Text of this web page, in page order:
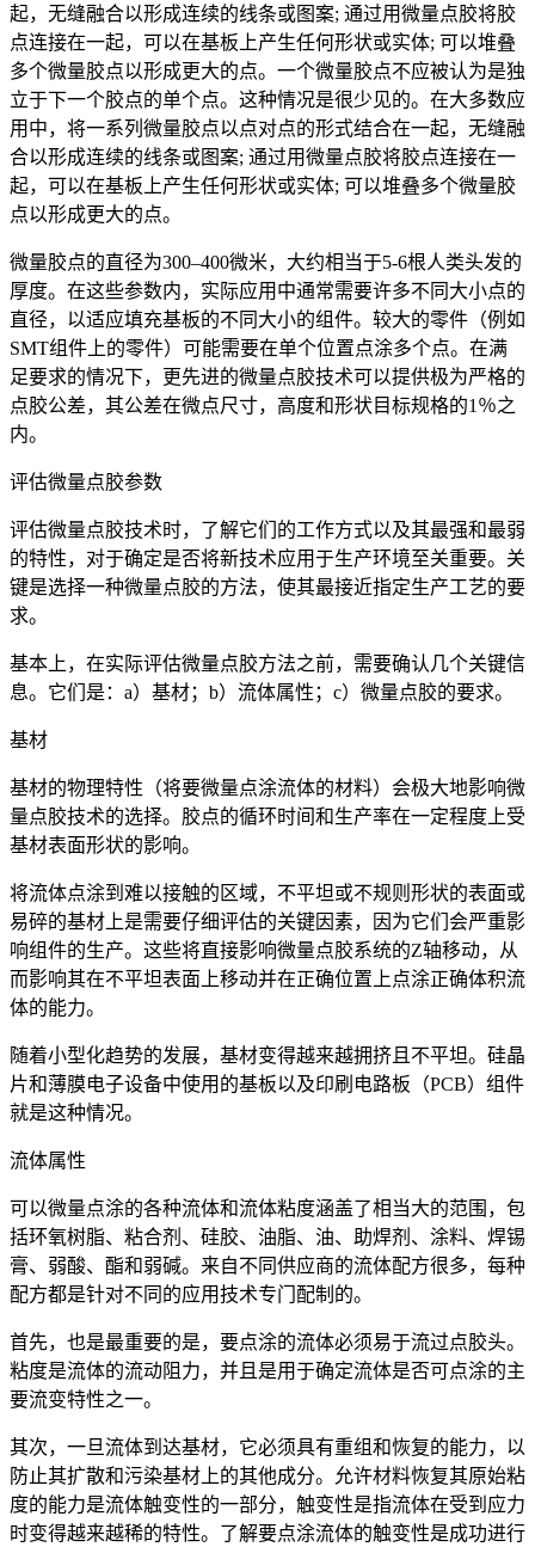
起，无缝融合以形成连续的线条或图案; 通过用微量点胶将胶
点连接在一起，可以在基板上产生任何形状或实体; 可以堆叠
多个微量胶点以形成更大的点。一个微量胶点不应被认为是独
立于下一个胶点的单个点。这种情况是很少见的。在大多数应
用中，将一系列微量胶点以点对点的形式结合在一起，无缝融
合以形成连续的线条或图案; 通过用微量点胶将胶点连接在一
起，可以在基板上产生任何形状或实体; 可以堆叠多个微量胶
点以形成更大的点。
微量胶点的直径为300–400微米，大约相当于5-6根人类头发的
厚度。在这些参数内，实际应用中通常需要许多不同大小点的
直径，以适应填充基板的不同大小的组件。较大的零件（例如
SMT组件上的零件）可能需要在单个位置点涂多个点。在满
足要求的情况下，更先进的微量点胶技术可以提供极为严格的
点胶公差，其公差在微点尺寸，高度和形状目标规格的1％之
内。
评估微量点胶参数
评估微量点胶技术时，了解它们的工作方式以及其最强和最弱
的特性，对于确定是否将新技术应用于生产环境至关重要。关
键是选择一种微量点胶的方法，使其最接近指定生产工艺的要
求。
基本上，在实际评估微量点胶方法之前，需要确认几个关键信
息。它们是：a）基材；b）流体属性；c）微量点胶的要求。
基材
基材的物理特性（将要微量点涂流体的材料）会极大地影响微
量点胶技术的选择。胶点的循环时间和生产率在一定程度上受
基材表面形状的影响。
将流体点涂到难以接触的区域，不平坦或不规则形状的表面或
易碎的基材上是需要仔细评估的关键因素，因为它们会严重影
响组件的生产。这些将直接影响微量点胶系统的Z轴移动，从
而影响其在不平坦表面上移动并在正确位置上点涂正确体积流
体的能力。
随着小型化趋势的发展，基材变得越来越拥挤且不平坦。硅晶
片和薄膜电子设备中使用的基板以及印刷电路板（PCB）组件
就是这种情况。
流体属性
可以微量点涂的各种流体和流体粘度涵盖了相当大的范围，包
括环氧树脂、粘合剂、硅胶、油脂、油、助焊剂、涂料、焊锡
膏、弱酸、酯和弱碱。来自不同供应商的流体配方很多，每种
配方都是针对不同的应用技术专门配制的。
首先，也是最重要的是，要点涂的流体必须易于流过点胶头。
粘度是流体的流动阻力，并且是用于确定流体是否可点涂的主
要流变特性之一。
其次，一旦流体到达基材，它必须具有重组和恢复的能力，以
防止其扩散和污染基材上的其他成分。允许材料恢复其原始粘
度的能力是流体触变性的一部分，触变性是指流体在受到应力
时变得越来越稀的特性。了解要点涂流体的触变性是成功进行